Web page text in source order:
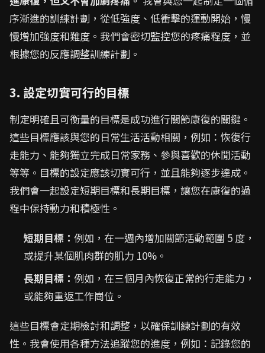
序漸進的訓練計劃，從低強度、低衝擊的運動開始，慢
慢增加強度和難度。我們會密切監控您的疼痛程度，並
根據您的反應調整訓練計劃。
3. 設定切實可行的目標
制定明確且可衡量的目標是成功進行關節康復的關鍵。
這些目標應該與您的日常生活活動相關，例如：恢復行
走能力、能夠獨立完成日常家務、參與喜歡的休閒活動
等等。目標的設定應該切實可行，並且能夠逐步達成。
我們會一起設定短期目標和長期目標，讓您在康復的過
程中保持動力和積極性。
短期目標： 例如，在一週內增加關節活動範圍 5 度，
或提升某個肌肉群的肌力 10%。
長期目標： 例如，在三個月內恢復正常的行走能力，
或能夠重返工作崗位。
這些目標會定期檢討和調整，以確保訓練計劃的有效
性。我會使用各種方法追蹤您的進度，例如：記錄您的